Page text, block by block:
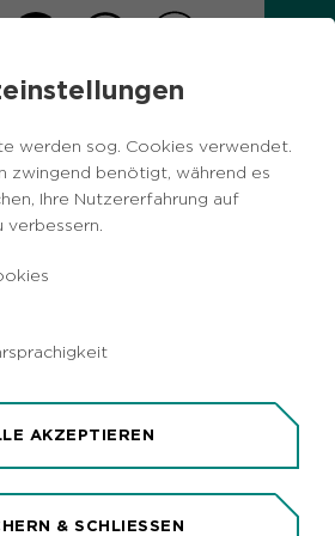
werden sog. Cookies verwendet.
zwingend benötigt, während es
Ihre Nutzererfahrung auf
verbessern.
AKZEPTIEREN
& SCHLIESSEN
beim Grimme-
in vier Kategorien
mit dem Grimme-Preis
wider, etwa die Diskussion